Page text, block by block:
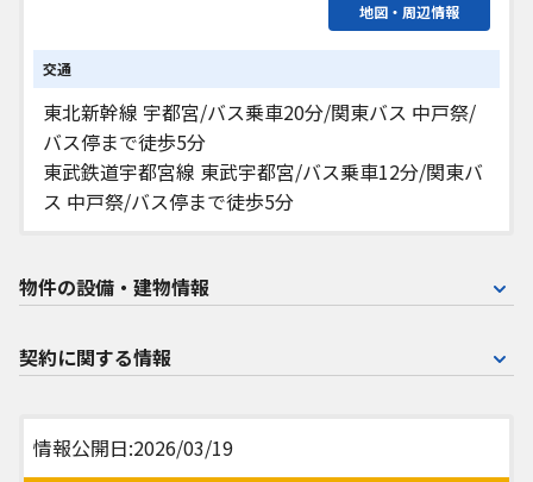
地図・周辺情報
交通
東北新幹線 宇都宮/バス乗車20分/関東バス 中戸祭/
バス停まで徒歩5分
東武鉄道宇都宮線 東武宇都宮/バス乗車12分/関東バ
ス 中戸祭/バス停まで徒歩5分
物件の設備・建物情報
契約に関する情報
情報公開日:2026/03/19